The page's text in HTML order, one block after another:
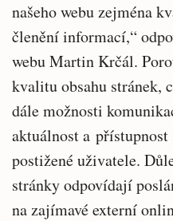
našeho webu zejména
členění informací,“
webu Martin Krčál.
kvalitu obsahu stránek,
dále možnosti
aktuálnost a přístupnost
postižené uživatele.
stránky odpovídají
na zajímavé externí